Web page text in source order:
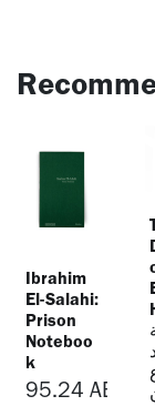
Ibrahim
El-Salahi:
Prison
Noteboo
k
95.24 AED